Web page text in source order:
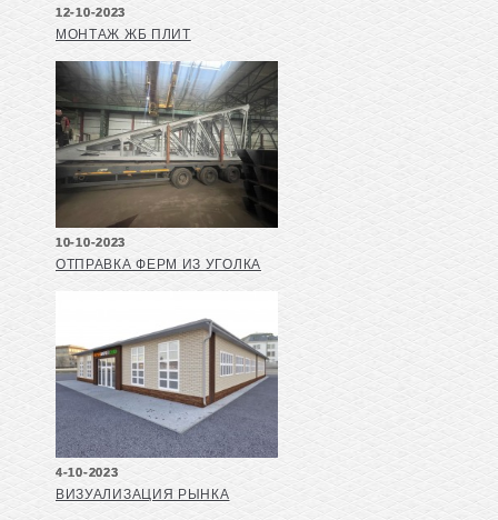
12-10-2023
МОНТАЖ ЖБ ПЛИТ
10-10-2023
ОТПРАВКА ФЕРМ ИЗ УГОЛКА
4-10-2023
ВИЗУАЛИЗАЦИЯ РЫНКА